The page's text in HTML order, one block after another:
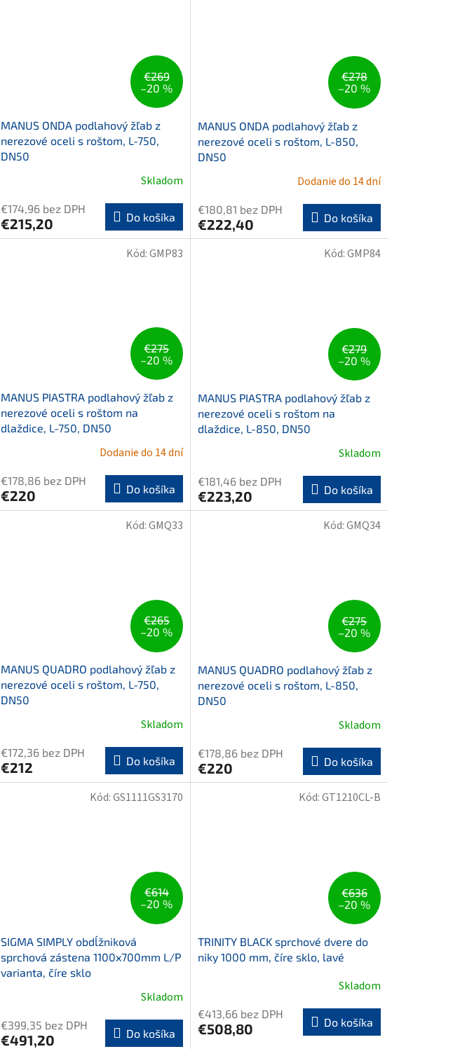
€269
–20 %
MANUS ONDA podlahový žľab z
nerezové oceli s roštom, L-750,
DN50
Skladom
€174,96 bez DPH
€215,20 Do košíka
€278
–20 %
MANUS ONDA podlahový žľab z
nerezové oceli s roštom, L-850,
DN50
Dodanie do 14 dní
€180,81 bez DPH
€222,40 Do košíka
€275
–20 %
MANUS PIASTRA podlahový žľab z
nerezové oceli s roštom na
dlaždice, L-750, DN50
Dodanie do 14 dní
€178,86 bez DPH
€220 Do košíka
Kód:GMP83
€279
–20 %
MANUS PIASTRA podlahový žľab z
nerezové oceli s roštom na
dlaždice, L-850, DN50
Skladom
€181,46 bez DPH
€223,20 Do košíka
Kód:GMP84
€265
–20 %
MANUS QUADRO podlahový žľab z
nerezové oceli s roštom, L-750,
DN50
Skladom
€172,36 bez DPH
€212 Do košíka
Kód:GMQ33
€275
–20 %
MANUS QUADRO podlahový žľab z
nerezové oceli s roštom, L-850,
DN50
Skladom
€178,86 bez DPH
€220 Do košíka
Kód:GMQ34
€614
–20 %
SIGMA SIMPLY obdĺžniková
sprchová zástena 1100x700mm L/P
varianta, číre sklo
Skladom
€399,35 bez DPH
€491,20 Do košíka
Kód:GS1111GS3170
€636
–20 %
TRINITY BLACK sprchové dvere do
niky 1000 mm, číre sklo, lavé
Skladom
€413,66 bez DPH
€508,80 Do košíka
Kód:GT1210CL-B